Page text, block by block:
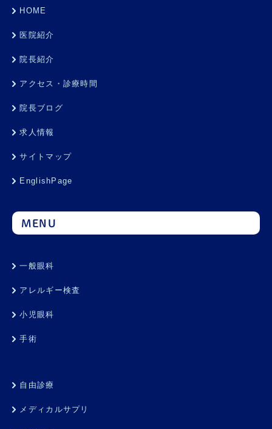
HOME
医院紹介
院長紹介
アクセス・診療時間
院長ブログ
求人情報
サイトマップ
EnglishPage
MENU
一般眼科
アレルギー検査
小児眼科
手術
自由診療
メディカルサプリ